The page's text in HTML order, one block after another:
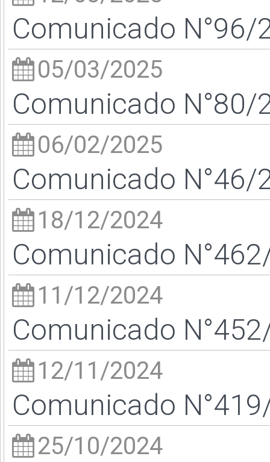
Comunicado N°96/
05/03/2025
Comunicado N°80/
06/02/2025
Comunicado N°46/
18/12/2024
Comunicado
11/12/2024
Comunicado
12/11/2024
Comunicado
25/10/2024